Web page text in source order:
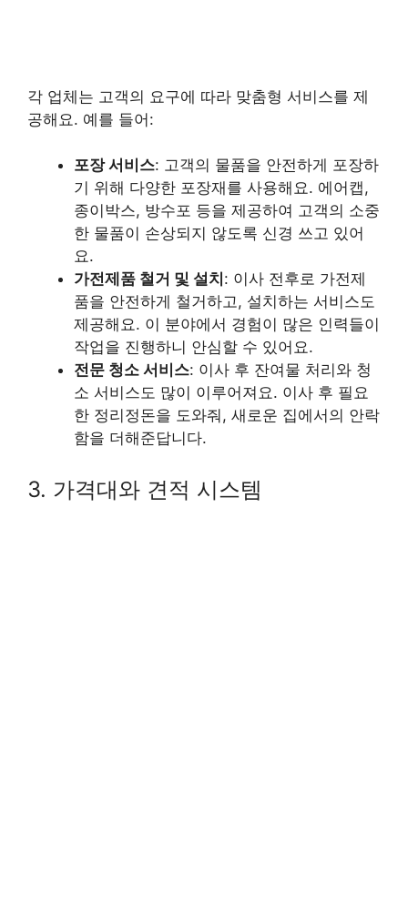
각 업체는 고객의 요구에 따라 맞춤형 서비스를 제
공해요. 예를 들어:
포장 서비스: 고객의 물품을 안전하게 포장하
기 위해 다양한 포장재를 사용해요. 에어캡,
종이박스, 방수포 등을 제공하여 고객의 소중
한 물품이 손상되지 않도록 신경 쓰고 있어
요.
가전제품 철거 및 설치 : 이사 전후로 가전제
품을 안전하게 철거하고, 설치하는 서비스도
제공해요. 이 분야에서 경험이 많은 인력들이
작업을 진행하니 안심할 수 있어요.
전문 청소 서비스: 이사 후 잔여물 처리와 청
소 서비스도 많이 이루어져요. 이사 후 필요
한 정리정돈을 도와줘, 새로운 집에서의 안락
함을 더해준답니다.
3. 가격대와 견적 시스템